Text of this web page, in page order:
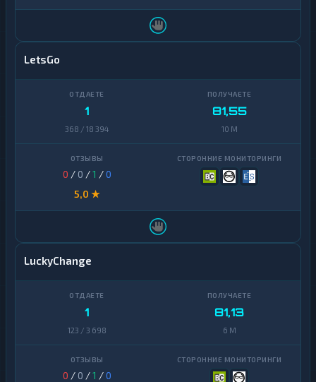
LetsGo
1
368 / 18 394
81,55
10 M
0 / 0 /1 /0
5,0 ★
LuckyChange
1
123 / 3 698
81,13
6 M
0 / 0 /1 /0